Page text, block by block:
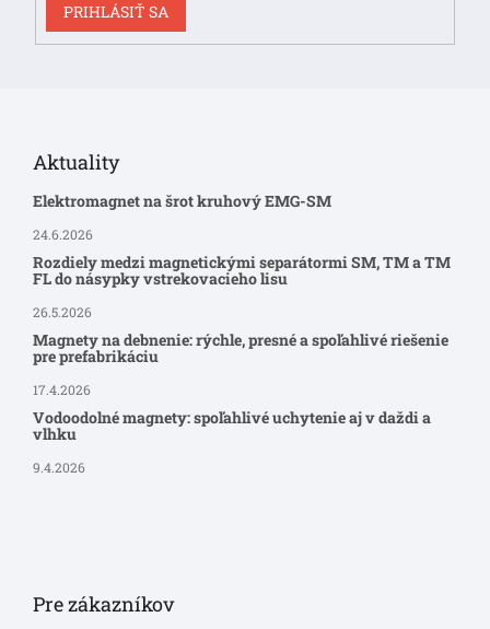
PRIHLÁSIŤ SA
Aktuality
Elektromagnet na šrot kruhový EMG-SM
24.6.2026
Rozdiely medzi magnetickými separátormi SM, TM a TM
FL do násypky vstrekovacieho lisu
26.5.2026
Magnety na debnenie: rýchle, presné a spoľahlivé riešenie
pre prefabrikáciu
17.4.2026
Vodoodolné magnety: spoľahlivé uchytenie aj v daždi a
vlhku
9.4.2026
Pre zákazníkov